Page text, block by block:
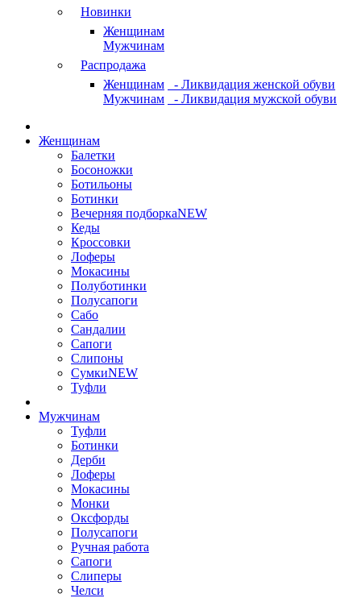
Новинки
Женщинам
Мужчинам
Распродажа
Женщинам
- Ликвидация женской обуви
Мужчинам
- Ликвидация мужской обуви
Женщинам
Балетки
Босоножки
Ботильоны
Ботинки
Вечерняя подборкаNEW
Кеды
Кроссовки
Лоферы
Мокасины
Полуботинки
Полусапоги
Сабо
Сандалии
Сапоги
Слипоны
СумкиNEW
Туфли
Мужчинам
Туфли
Ботинки
Дерби
Лоферы
Мокасины
Монки
Оксфорды
Полусапоги
Ручная работа
Сапоги
Слиперы
Челси